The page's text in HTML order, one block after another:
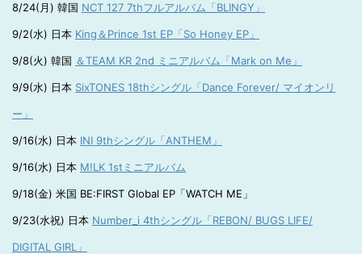
8/24(月) 韓国 NCT 127 7thフルアルバム「BLINGY」
9/2(水) 日本 King＆Prince 1st EP「So Honey EP」
9/8(火) 韓国 ＆TEAM KR 2nd ミニアルバム「Mark on Me」
9/9(水) 日本 SixTONES 18thシングル「Dance Forever/ マイオンリ
ー」
9/16(水) 日本 INI 9thシングル「ANTHEM」
9/16(水) 日本 M!LK 1stミニアルバム
9/18(金) 米国 BE:FIRST Global EP「WATCH ME」
9/23(水祝) 日本 Number_i 4thシングル「REBON/ BUGS LIFE/
DIGITAL GIRL」